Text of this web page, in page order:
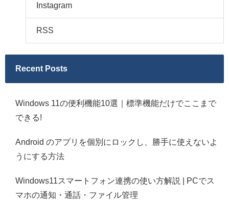
Instagram
RSS
Recent Posts
Windows 11の便利機能10選｜標準機能だけでここまで
できる!
Android のアプリを個別にロックし、勝手に使えないよ
うにする方法
Windows11スマートフォン連携の使い方解説 | PCでス
マホの通知・通話・ファイル管理